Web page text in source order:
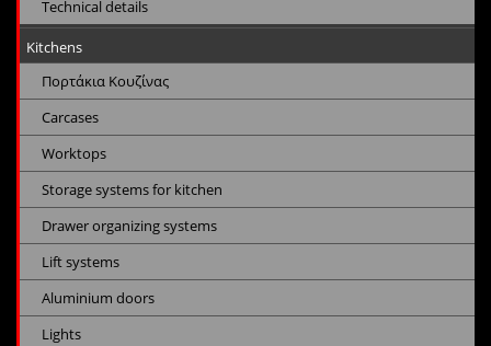
Technical details
Kitchens
Πορτάκια Κουζίνας
Carcases
Worktops
Storage systems for kitchen
Drawer organizing systems
Lift systems
Aluminium doors
Lights